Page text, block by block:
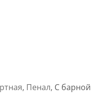
Пенал, С барной